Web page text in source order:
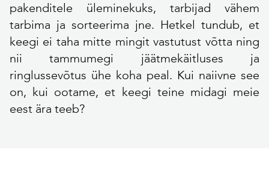
pakenditele üleminekuks, tarbijad vähem
tarbima ja sorteerima jne. Hetkel tundub, et
keegi ei taha mitte mingit vastutust võtta ning
nii tammumegi jäätmekäitluses ja
ringlussevõtus ühe koha peal. Kui naiivne see
on, kui ootame, et keegi teine midagi meie
eest ära teeb?